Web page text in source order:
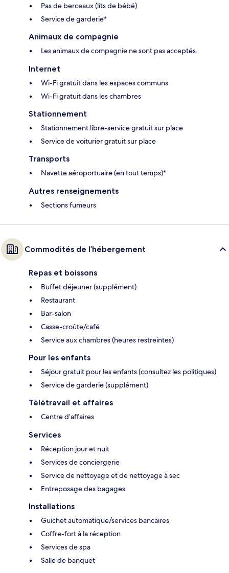
Pas de berceaux (lits de bébé)
Service de garderie*
Animaux de compagnie
Les animaux de compagnie ne sont pas acceptés.
Internet
Wi-Fi gratuit dans les espaces communs
Wi-Fi gratuit dans les chambres
Stationnement
Stationnement libre-service gratuit sur place
Service de voiturier gratuit sur place
Transports
Navette aéroportuaire (en tout temps)*
Autres renseignements
Sections fumeurs
Commodités de l’hébergement
Repas et boissons
Buffet déjeuner (supplément)
Restaurant
Bar-salon
Casse-croûte/café
Service aux chambres (heures restreintes)
Pour les enfants
Séjour gratuit pour les enfants (consultez les politiques)
Service de garderie (supplément)
Télétravail et affaires
Centre d’affaires
Services
Réception jour et nuit
Services de conciergerie
Service de nettoyage et de nettoyage à sec
Entreposage des bagages
Installations
Guichet automatique/services bancaires
Coffre-fort à la réception
Services de spa
Salle de banquet